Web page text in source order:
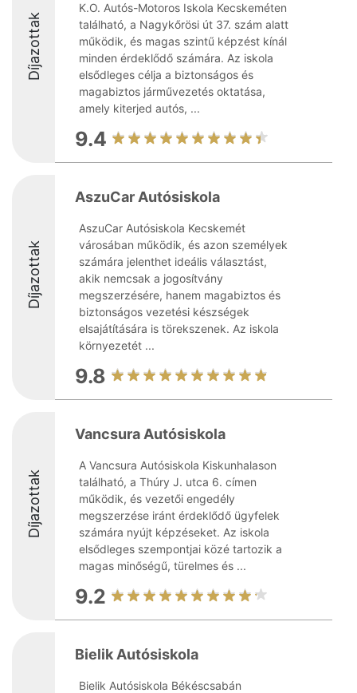
Díjazottak
K.O. Autós-Motoros Iskola Kecskeméten
található, a Nagykőrösi út 37. szám alatt
működik, és magas szintű képzést kínál
minden érdeklődő számára. Az iskola
elsődleges célja a biztonságos és
magabiztos járművezetés oktatása,
amely kiterjed autós, ...
9.4
Díjazottak
AszuCar Autósiskola
AszuCar Autósiskola Kecskemét
városában működik, és azon személyek
számára jelenthet ideális választást,
akik nemcsak a jogosítvány
megszerzésére, hanem magabiztos és
biztonságos vezetési készségek
elsajátítására is törekszenek. Az iskola
környezetét ...
9.8
Díjazottak
Vancsura Autósiskola
A Vancsura Autósiskola Kiskunhalason
található, a Thúry J. utca 6. címen
működik, és vezetői engedély
megszerzése iránt érdeklődő ügyfelek
számára nyújt képzéseket. Az iskola
elsődleges szempontjai közé tartozik a
magas minőségű, türelmes és ...
9.2
Bielik Autósiskola
Bielik Autósiskola Békéscsabán